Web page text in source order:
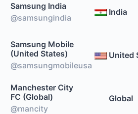
Samsung India
@samsungindia
India
Samsung Mobile
(United States)
@samsungmobileusa
United
Manchester City
FC (Global)
@mancity
Global